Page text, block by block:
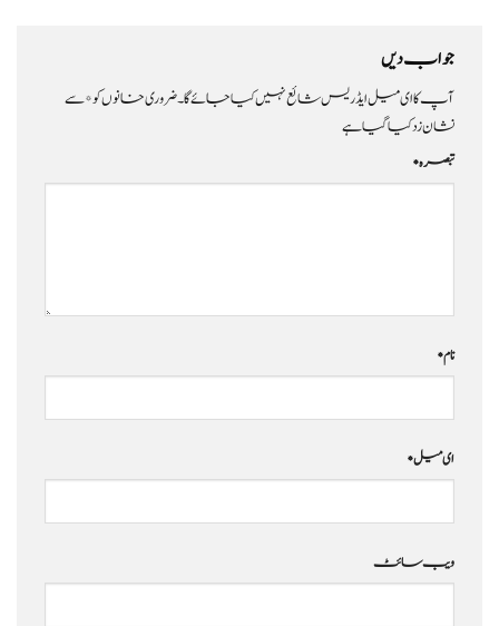
جواب دیں
آپ کا ای میل ایڈریس شائع نہیں کیا جائے گا۔ضروری خانوں کو*سے
نشان زد کیا گیا ہے
تبصرہ*
نام*
ای میل*
ویب‌ سائٹ